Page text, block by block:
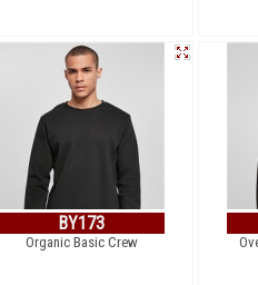
BY173
Organic Basic Crew